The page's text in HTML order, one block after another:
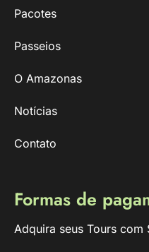
Pacotes
Passeios
O Amazonas
Notícias
Contato
Formas de
Adquira seus Tours com